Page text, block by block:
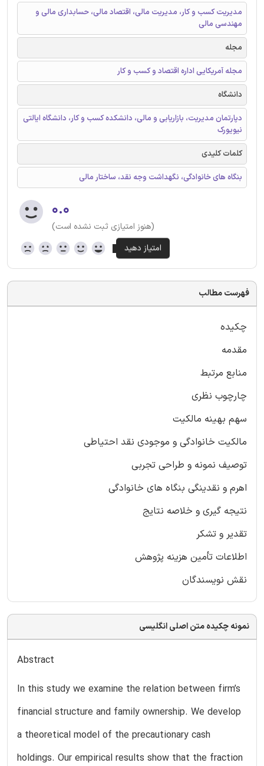
مدیریت کسب و کار، مدیریت مالی، اقتصاد مالی، حسابداری مالی و
مهندسی مالی
مجله
مجله آمریکایی اداره اقتصاد و کسب و کار
دانشگاه
دپارتمان مدیریت، بازاریابی و مالی، دانشکده کسب و کار، دانشگاه ایالتی
نیویورک
کلمات کلیدی
بنگاه های خانوادگی، نگهداشت وجه نقد، ساختار مالی
۰.۰
(هنوز امتیازی ثبت نشده است)
فهرست مطالب
چکیده
مقدمه
منابع مرتبط
چارچوب نظری
سهم بهینه مالکیت
مالکیت خانوادگی و موجودی نقد احتیاطی
توصیف نمونه و طراحی تجربی
اهرم و نقدینگی بنگاه های خانوادگی
نتیجه گیری و خلاصه نتایج
تقدیر و تشکر
اطلاعات تأمین هزینه پژوهش
نقش نویسندگان
نمونه چکیده متن اصلی انگلیسی
Abstract
In this study we examine the relation between firm’s
financial structure and family ownership. We develop
a theoretical model of the precautionary cash
holdings. Our empirical results show that the fraction